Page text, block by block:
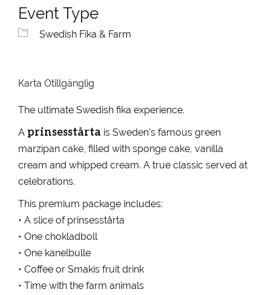
Event Type
Swedish Fika & Farm
Karta Otillgänglig
The ultimate Swedish fika experience.
A prinsesstårta is Sweden’s famous green
marzipan cake, filled with sponge cake, vanilla
cream and whipped cream. A true classic served at
celebrations.
This premium package includes:
• A slice of prinsesstårta
• One chokladboll
• One kanelbulle
• Coffee or Smakis fruit drink
• Time with the farm animals